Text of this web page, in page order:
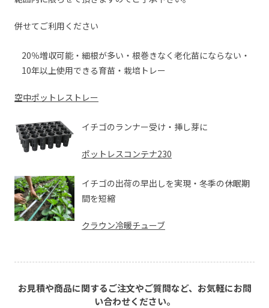
併せてご利用ください
20％増収可能・細根が多い・根巻きなく老化苗にならない・
10年以上使用できる育苗・栽培トレー
空中ポットレストレー
イチゴのランナー受け・挿し芽に
ポットレスコンテナ230
イチゴの出荷の早出しを実現・冬季の休眠期
間を短縮
クラウン冷暖チューブ
お見積や商品に関するご注文やご質問など、お気軽にお問
い合わせください。